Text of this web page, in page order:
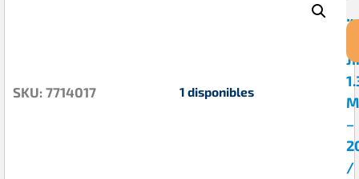
M
–
/
SKU: 7714017 1 disponibles